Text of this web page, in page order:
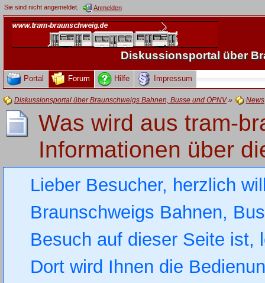
Sie sind nicht angemeldet. Anmelden
Diskussionsportal über
Portal Forum Hilfe Impressum
Diskussionsportal über Braunschweigs Bahnen, Busse und ÖPNV» News
Was wird aus tram-
Informationen über
Lieber Besucher, herzlich
Braunschweigs Bahnen,
Besuch auf dieser Seite
Dort wird Ihnen die